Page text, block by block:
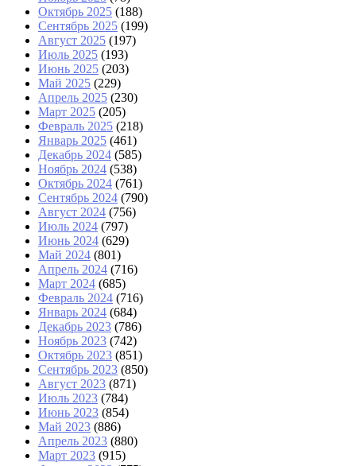
Октябрь 2025 (188)
Сентябрь 2025 (199)
Август 2025 (197)
Июль 2025 (193)
Июнь 2025 (203)
Май 2025 (229)
Апрель 2025 (230)
Март 2025 (205)
Февраль 2025 (218)
Январь 2025 (461)
Декабрь 2024 (585)
Ноябрь 2024 (538)
Октябрь 2024 (761)
Сентябрь 2024 (790)
Август 2024 (756)
Июль 2024 (797)
Июнь 2024 (629)
Май 2024 (801)
Апрель 2024 (716)
Март 2024 (685)
Февраль 2024 (716)
Январь 2024 (684)
Декабрь 2023 (786)
Ноябрь 2023 (742)
Октябрь 2023 (851)
Сентябрь 2023 (850)
Август 2023 (871)
Июль 2023 (784)
Июнь 2023 (854)
Май 2023 (886)
Апрель 2023 (880)
Март 2023 (915)